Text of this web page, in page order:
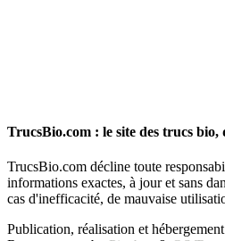
TrucsBio.com : le site des trucs bio,
TrucsBio.com décline toute
informations exactes, à jour et sans
cas d'inefficacité, de mauvaise
Publication, réalisation et